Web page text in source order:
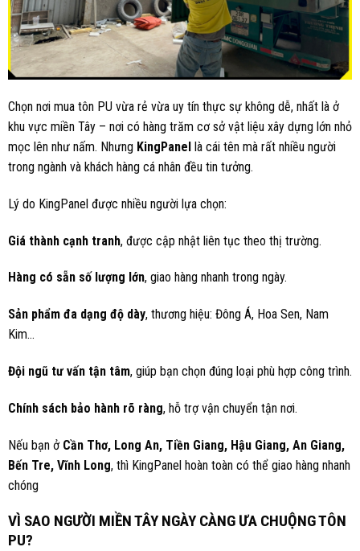
Chọn nơi mua tôn PU vừa rẻ vừa uy tín thực sự không dễ, nhất là ở
khu vực miền Tây – nơi có hàng trăm cơ sở vật liệu xây dựng lớn nhỏ
mọc lên như nấm. Nhưng KingPanel là cái tên mà rất nhiều người
trong ngành và khách hàng cá nhân đều tin tưởng.
Lý do KingPanel được nhiều người lựa chọn:
Giá thành cạnh tranh, được cập nhật liên tục theo thị trường.
Hàng có sẵn số lượng lớn, giao hàng nhanh trong ngày.
Sản phẩm đa dạng độ dày, thương hiệu: Đông Á, Hoa Sen, Nam
Kim…
Đội ngũ tư vấn tận tâm, giúp bạn chọn đúng loại phù hợp công trình.
Chính sách bảo hành rõ ràng, hỗ trợ vận chuyển tận nơi.
Nếu bạn ở Cần Thơ, Long An, Tiền Giang, Hậu Giang, An Giang,
Bến Tre, Vĩnh Long, thì KingPanel hoàn toàn có thể giao hàng nhanh
chóng
VÌ SAO NGƯỜI MIỀN TÂY NGÀY CÀNG ƯA CHUỘNG TÔN
PU?